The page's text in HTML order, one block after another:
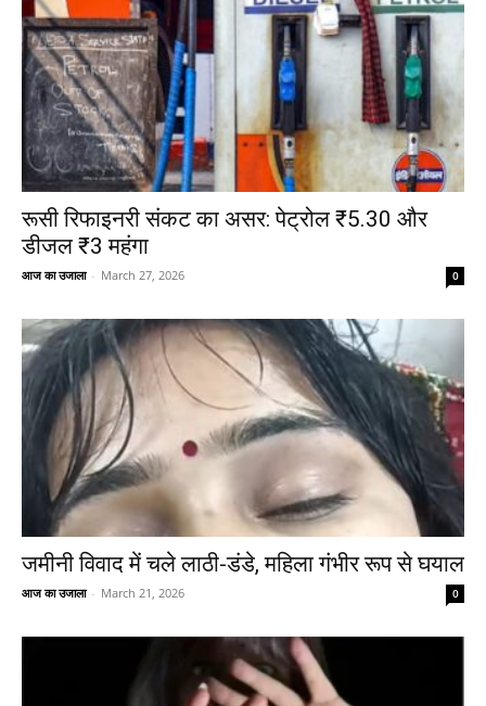
रूसी रिफाइनरी संकट का असर: पेट्रोल ₹5.30 और
डीजल ₹3 महंगा
आज का उजाला - March 27, 2026 0
जमीनी विवाद में चले लाठी-डंडे, महिला गंभीर रूप से घयाल
आज का उजाला - March 21, 2026 0